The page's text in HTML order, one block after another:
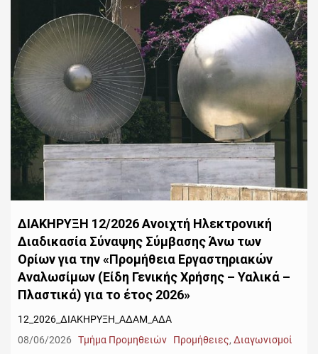
ΔΙΑΚΗΡΥΞΗ 12/2026 Ανοιχτή Ηλεκτρονική
Διαδικασία Σύναψης Σύμβασης Άνω των
Ορίων για την «Προμήθεια Εργαστηριακών
Αναλωσίμων (Είδη Γενικής Χρήσης – Υαλικά –
Πλαστικά) για το έτος 2026»
12_2026_ΔΙΑΚΗΡΥΞΗ_ΑΔΑΜ_ΑΔΑ
08/06/2026
Τμήμα Προμηθειών Προμήθειες, Διαγωνισμοί